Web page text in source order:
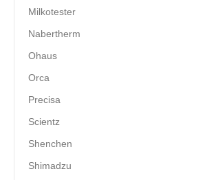
Milkotester
Nabertherm
Ohaus
Orca
Precisa
Scientz
Shenchen
Shimadzu